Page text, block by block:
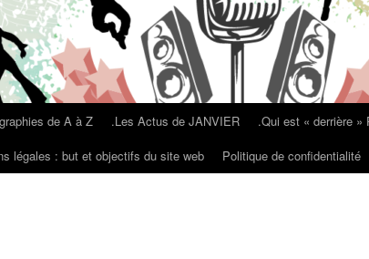
de A à Z .Les Actus de JANVIER .Qui est « derrière »
légales : but et objectifs du site web Politique de confidentialité